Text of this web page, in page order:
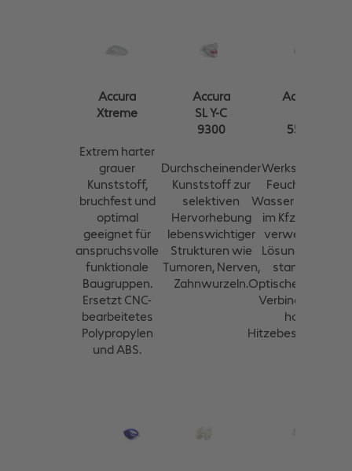
Accura
Xtreme
Extrem harter
grauer
Kunststoff,
bruchfest und
optimal
geeignet für
anspruchsvolle
funktionale
Baugruppen.
Ersetzt CNC-
bearbeitetes
Polypropylen
und ABS.
Accura
SL Y-C
9300
Durchscheinender
Kunststoff zur
selektiven
Hervorhebung
lebenswichtiger
Strukturen wie
Tumoren, Nerven,
Zahnwurzeln.
Accura
5530
Werkstoff, der
Feuchtigkeit,
Wasser und (auch
im Kfz-Bereich
verwendete)
Lösungsmittel
standhält.
Optische Klarheit
Verbindung mit
hoher